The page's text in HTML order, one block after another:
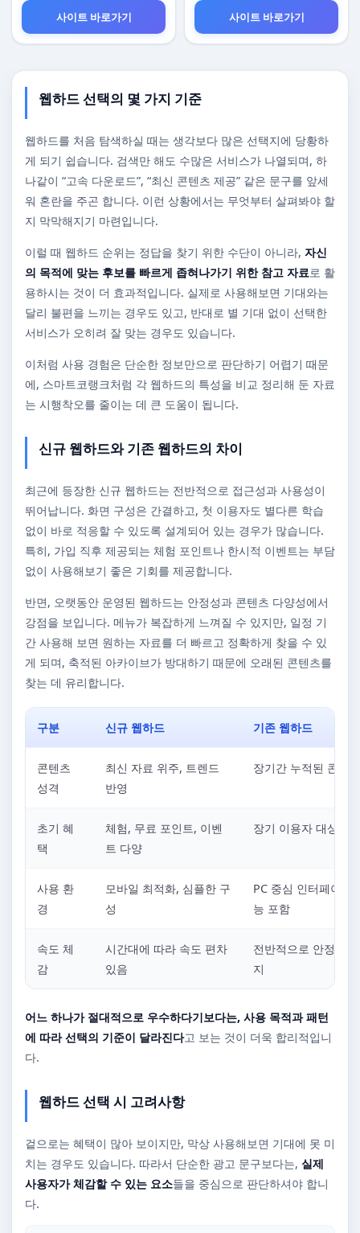
사이트 바로가기
사이트 바로가기
웹하드 선택의 몇 가지 기준
웹하드를 처음 탐색하실 때는 생각보다 많은 선택지에 당황하
게 되기 쉽습니다. 검색만 해도 수많은 서비스가 나열되며, 하
나같이 “고속 다운로드”, “최신 콘텐츠 제공” 같은 문구를 앞세
워 혼란을 주곤 합니다. 이런 상황에서는 무엇부터 살펴봐야 할
지 막막해지기 마련입니다.
이럴 때 웹하드 순위는 정답을 찾기 위한 수단이 아니라, 자신
의 목적에 맞는 후보를 빠르게 좁혀나가기 위한 참고 자료로 활
용하시는 것이 더 효과적입니다. 실제로 사용해보면 기대와는
달리 불편을 느끼는 경우도 있고, 반대로 별 기대 없이 선택한
서비스가 오히려 잘 맞는 경우도 있습니다.
이처럼 사용 경험은 단순한 정보만으로 판단하기 어렵기 때문
에, 스마트코랭크처럼 각 웹하드의 특성을 비교 정리해 둔 자료
는 시행착오를 줄이는 데 큰 도움이 됩니다.
신규 웹하드와 기존 웹하드의 차이
최근에 등장한 신규 웹하드는 전반적으로 접근성과 사용성이
뛰어납니다. 화면 구성은 간결하고, 첫 이용자도 별다른 학습
없이 바로 적응할 수 있도록 설계되어 있는 경우가 많습니다.
특히, 가입 직후 제공되는 체험 포인트나 한시적 이벤트는 부담
없이 사용해보기 좋은 기회를 제공합니다.
반면, 오랫동안 운영된 웹하드는 안정성과 콘텐츠 다양성에서
강점을 보입니다. 메뉴가 복잡하게 느껴질 수 있지만, 일정 기
간 사용해 보면 원하는 자료를 더 빠르고 정확하게 찾을 수 있
게 되며, 축적된 아카이브가 방대하기 때문에 오래된 콘텐츠를
찾는 데 유리합니다.
구분 신규 웹하드 기존 웹하드
콘텐츠
성격
최신 자료 위주, 트렌드
반영
장기간 누적된 콘텐
초기 혜
택
체험, 무료 포인트, 이벤
트 다양
장기 이용자 대상 혜
사용 환
경
모바일 최적화, 심플한 구
성
PC 중심 인터페이스,
능 포함
속도 체
감
시간대에 따라 속도 편차
있음
전반적으로 안정적
지
어느 하나가 절대적으로 우수하다기보다는, 사용 목적과 패턴
에 따라 선택의 기준이 달라진다고 보는 것이 더욱 합리적입니
다.
웹하드 선택 시 고려사항
겉으로는 혜택이 많아 보이지만, 막상 사용해보면 기대에 못 미
치는 경우도 있습니다. 따라서 단순한 광고 문구보다는, 실제
사용자가 체감할 수 있는 요소들을 중심으로 판단하셔야 합니
다.